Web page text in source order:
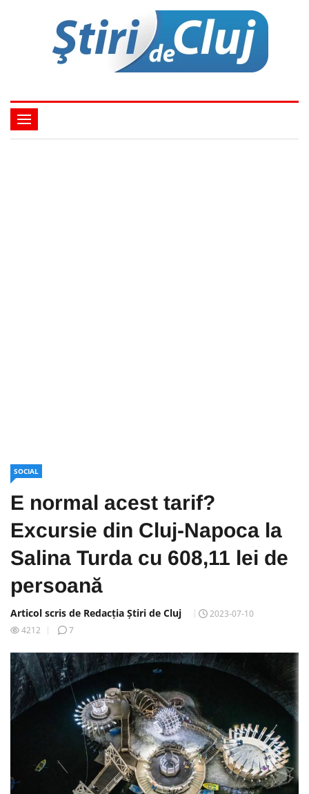
SOCIAL
E normal acest tarif?
Excursie din Cluj-Napoca la
Salina Turda cu 608,11 lei de
persoană
Articol scris de Redacția Știri de Cluj
2023-07-10
4212
7